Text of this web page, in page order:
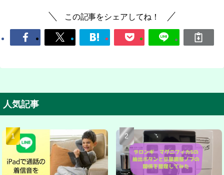
この記事をシェアしてね！
人気記事